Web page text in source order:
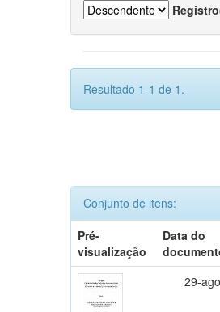
Resultado 1-1 de 1.
Conjunto de itens:
Pré-
visualização
Data do
29-